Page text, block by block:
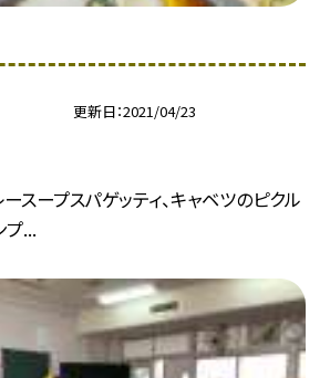
更新日 2021/04/23
スープスパゲッティ、キャベツのピクル
プ...